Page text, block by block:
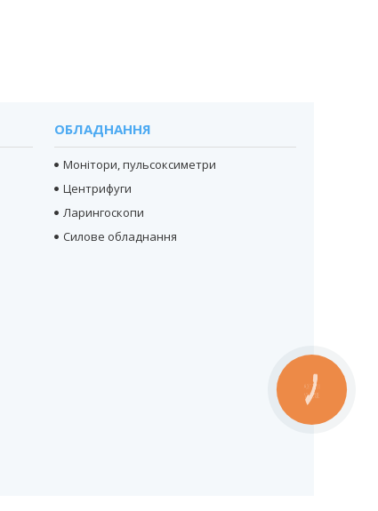
ОБЛАДНАННЯ
Монітори, пульсоксиметри
Центрифуги
Ларингоскопи
Силове обладнання
КНОПКА
ЗВ'ЯЗКУ